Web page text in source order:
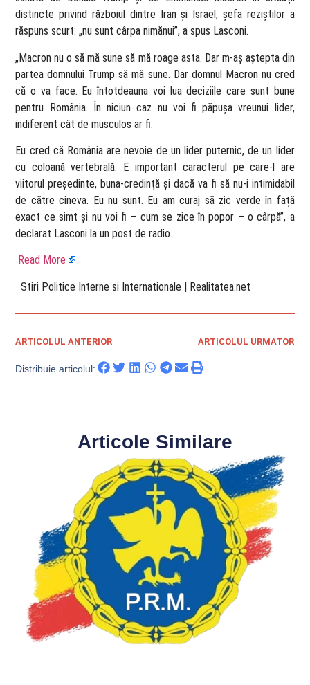
distincte privind războiul dintre Iran și Israel, șefa reziștilor a
răspuns scurt: „nu sunt cârpa nimănui”, a spus Lasconi.
„Macron nu o să mă sune să mă roage asta. Dar m-aș aștepta din
partea domnului Trump să mă sune. Dar domnul Macron nu cred
că o va face. Eu întotdeauna voi lua deciziile care sunt bune
pentru România. În niciun caz nu voi fi păpușa vreunui lider,
indiferent cât de musculos ar fi.
Eu cred că România are nevoie de un lider puternic, de un lider
cu coloană vertebrală. E important caracterul pe care-l are
viitorul președinte, buna-credință și dacă va fi să nu-i intimidabil
de către cineva. Eu nu sunt. Eu am curaj să zic verde în față
exact ce simt și nu voi fi – cum se zice în popor – o cârpă”, a
declarat Lasconi la un post de radio.
Read More
​ Stiri Politice Interne si Internationale | Realitatea.net
ARTICOLUL ANTERIOR ARTICOLUL URMATOR
Distribuie articolul:
Articole Similare